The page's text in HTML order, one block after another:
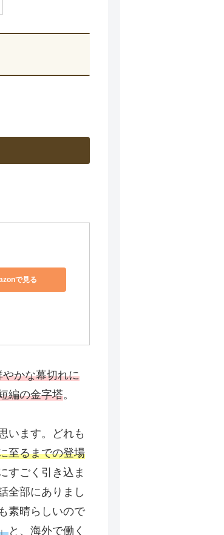
で見る
やかな幕切れに
編の金字塔。
います。どれも
至るまでの登場
すごく引き込ま
全部にありまし
素晴らしいので
と、海外で働く